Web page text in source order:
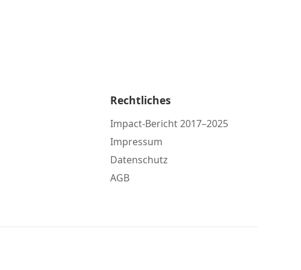
Rechtliches
Impact-Bericht 2017–2025
Impressum
Datenschutz
AGB